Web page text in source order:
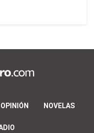
OPINIÓN NOVELAS